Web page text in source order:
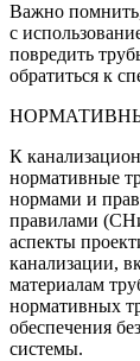
Важно помнить,
с
повредить
обратиться к
К
нормативные
нормами и
правилами
аспекты
канализации,
материалам
нормативных
обеспечения
системы.